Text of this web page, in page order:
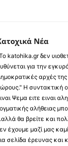
Νέα
katohika.gr δεν
για την
αρχές
Η συντακτική
Ψεμα ειτε ειναι
αλήθειας
θα βρείτε και
έχουμε μαζί μας
σελίδα έρευνας και